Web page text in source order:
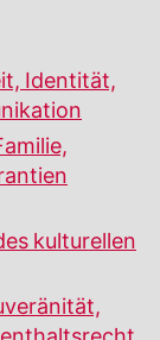
Identität,
kulturellen